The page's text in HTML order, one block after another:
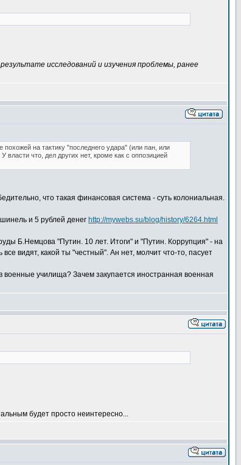
результате исследований и изучения проблемы, ранее
на тактику "последнего удара" (или пан, или
что, дел других нет, кроме как с оппозицией
что такая финансовая система - суть колониальная.
и 5 рублей денег http://mywebs.su/blog/history/6264.html
Б.Немцова "Путин. 10 лет. Итоги" и "Путин. Коррупция" - на
видят, какой ты "честный". Ан нет, молчит что-то, пасует
училища? Зачем закупается иностранная военная
будет просто неинтересно...